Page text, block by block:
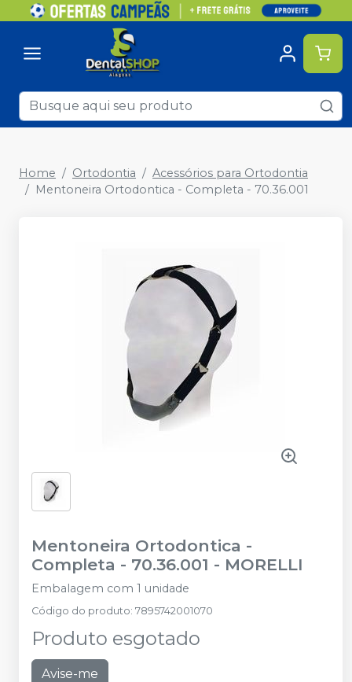
Home Ortodontia
Acessórios para Ortodontia
Mentoneira Ortodontica - Completa - 70.36.001
Mentoneira Ortodontica -
Completa - 70.36.001 - MORELLI
Embalagem com 1 unidade
Código do produto: 7895742001070
Produto esgotado
Avise-me